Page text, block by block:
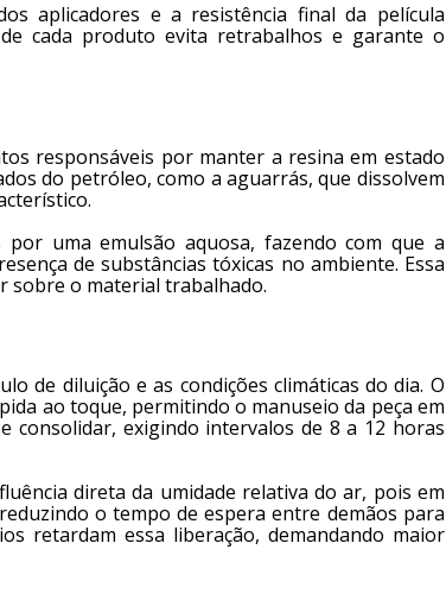
aplicadores e a resistência final da película
cada produto evita retrabalhos e garante o
responsáveis por manter a resina em estado
do petróleo, como a aguarrás, que dissolvem
uma emulsão aquosa, fazendo com que a
de substâncias tóxicas no ambiente. Essa
sobre o material trabalhado.
de diluição e as condições climáticas do dia. O
ao toque, permitindo o manuseio da peça em
consolidar, exigindo intervalos de 8 a 12 horas
direta da umidade relativa do ar, pois em
o tempo de espera entre demãos para
retardam essa liberação, demandando maior